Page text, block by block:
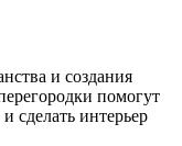
и создания
помогут
сделать интерьер